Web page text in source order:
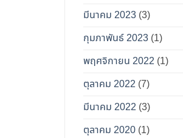
มีนาคม 2023 (3)
กุมภาพันธ์ 2023 (1)
พฤศจิกายน 2022 (1)
ตุลาคม 2022 (7)
มีนาคม 2022 (3)
ตุลาคม 2020 (1)